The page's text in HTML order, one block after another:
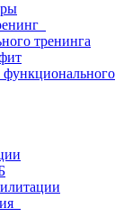
тренинга
функционального